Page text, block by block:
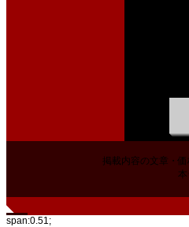
掲載内容の文章・
span:0.51;